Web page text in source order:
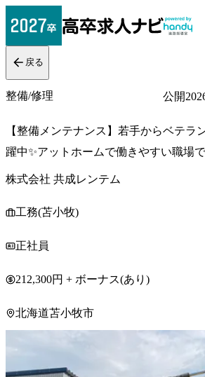
戻る
整備/修理 公開
【整備メンテナンス】若手からベテラ
躍中✨アットホームで働きやすい職場で
株式会社 共成レンテム
工務(苫小牧)
正社員
212,300円 + ボーナス(あり)
北海道苫小牧市